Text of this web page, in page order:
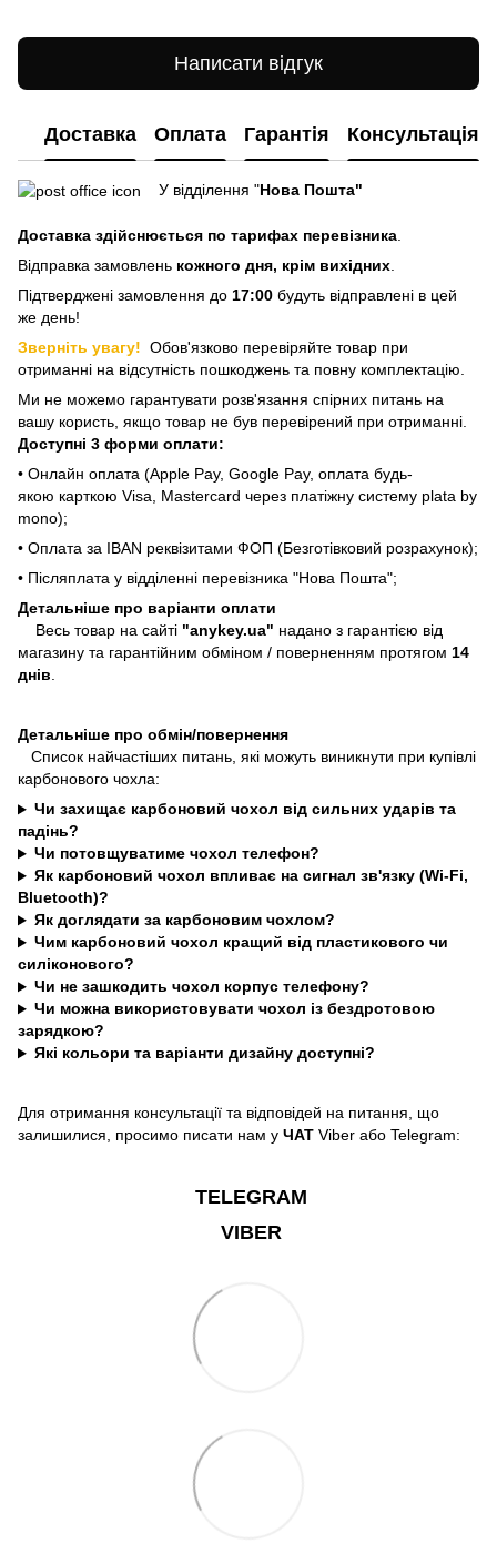
Написати відгук
Доставка Оплата Гарантія Консультація
У відділення "Нова Пошта"
Доставка здійснюється по тарифах перевізника.
Відправка замовлень кожного дня, крім вихідних.
Підтверджені замовлення до 17:00 будуть відправлені в цей
же день!
Зверніть увагу! Обов'язково перевіряйте товар при
отриманні на відсутність пошкоджень та повну комплектацію.
Ми не можемо гарантувати розв'язання спірних питань на
вашу користь, якщо товар не був перевірений при отриманні.
Доступні 3 форми оплати:
• Онлайн оплата (Apple Pay, Google Pay, оплата будь-
якою карткою Visa, Mastercard через платіжну систему plata by
mono);
• Оплата за IBAN реквізитами ФОП (Безготівковий розрахунок);
• Післяплата у відділенні перевізника "Нова Пошта";
Детальніше про варіанти оплати
Весь товар на сайті "anykey.ua" надано з гарантією від
магазину та гарантійним обміном / поверненням протягом 14
днів.
Детальніше про обмін/повернення
Список найчастіших питань, які можуть виникнути при купівлі
карбонового чохла:
Чи захищає карбоновий чохол від сильних ударів та
падінь?
Чи потовщуватиме чохол телефон?
Як карбоновий чохол впливає на сигнал зв'язку (Wi-Fi,
Bluetooth)?
Як доглядати за карбоновим чохлом?
Чим карбоновий чохол кращий від пластикового чи
силіконового?
Чи не зашкодить чохол корпус телефону?
Чи можна використовувати чохол із бездротовою
зарядкою?
Які кольори та варіанти дизайну доступні?
Для отримання консультації та відповідей на питання, що
залишилися, просимо писати нам у ЧАТ Viber або Telegram:
TELEGRAM
VIBER